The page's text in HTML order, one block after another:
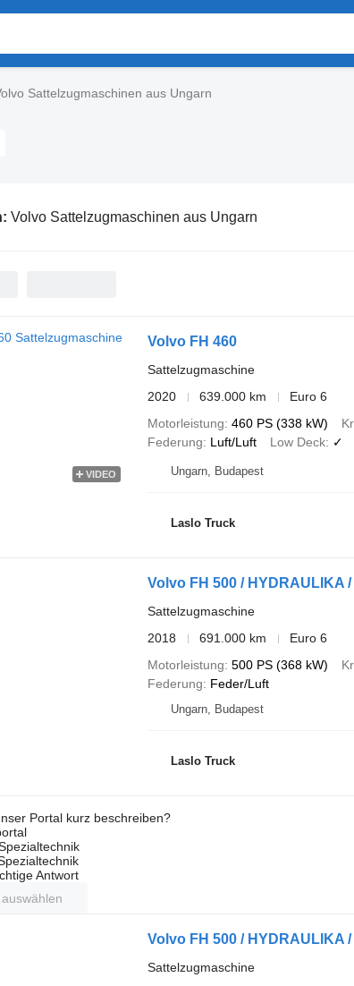
Sattelzugmaschinen aus Ungarn
Volvo Sattelzugmaschinen aus Ungarn
VIDEO
Volvo FH 460
Sattelzugmaschine
2020
639.000 km
Euro 6
Motorleistung 460 PS (338 kW)
Federung
Luft/Luft Low Deck ✓
Ungarn, Budapest
Laslo Truck
Volvo FH 500 / HYDRAULIKA
Sattelzugmaschine
2018
691.000 km
Euro 6
Motorleistung 500 PS (368 kW)
Federung
Feder/Luft
Ungarn, Budapest
Laslo Truck
Portal kurz beschreiben?
Antwort
Volvo FH 500 / HYDRAULIKA /
Sattelzugmaschine